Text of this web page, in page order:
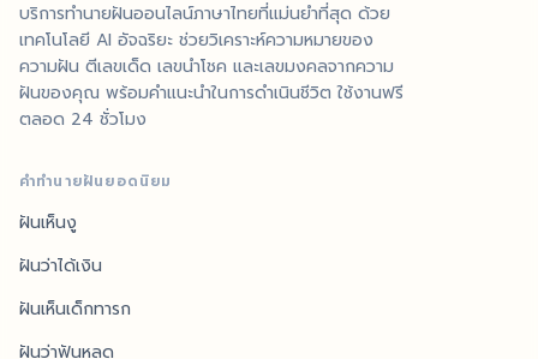
บริการทำนายฝันออนไลน์ภาษาไทยที่แม่นยำที่สุด ด้วย
เทคโนโลยี AI อัจฉริยะ ช่วยวิเคราะห์ความหมายของ
ความฝัน ตีเลขเด็ด เลขนำโชค และเลขมงคลจากความ
ฝันของคุณ พร้อมคำแนะนำในการดำเนินชีวิต ใช้งานฟรี
ตลอด 24 ชั่วโมง
คำทำนายฝันยอดนิยม
ฝันเห็นงู
ฝันว่าได้เงิน
ฝันเห็นเด็กทารก
ฝันว่าฟันหลุด